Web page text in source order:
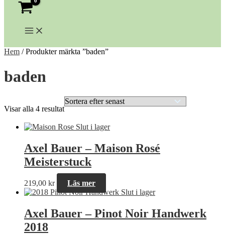
Hem / Produkter märkta ”baden”
baden
Visar alla 4 resultatSortera
senasteSlut i lager
Axel Bauer – Maison Rosé
Meisterstuck
219,00 kr
Läs mer
Slut i lager
Axel Bauer – Pinot Noir Handwerk
2018